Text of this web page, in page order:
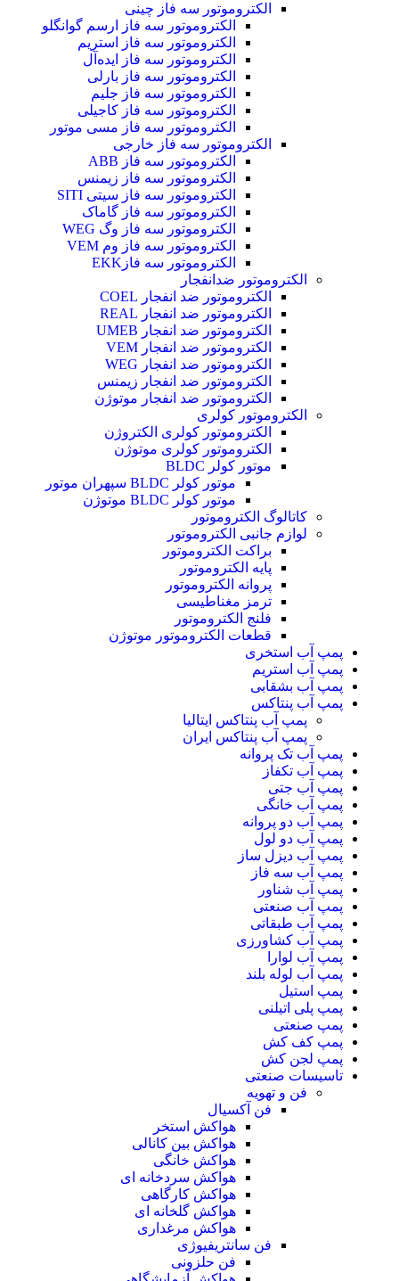
الکتروموتور سه فاز چینی
الکتروموتور سه فاز ارسم گوانگلو
الکتروموتور سه فاز استریم
الکتروموتور سه فاز ایده‌آل
الکتروموتور سه فاز بارلی
الکتروموتور سه فاز جلیم
الکتروموتور سه فاز کاجیلی
الکتروموتور سه فاز مسی موتور
الکتروموتور سه فاز خارجی
الکتروموتور سه فاز ABB
الکتروموتور سه فاز زیمنس
الکتروموتور سه فاز سیتی SITI
الکتروموتور سه فاز گاماک
الکتروموتور سه فاز وگ WEG
الکتروموتور سه فاز وم VEM
الکتروموتور سه فازEKK
الکتروموتور ضدانفجار
الکتروموتور ضد انفجار COEL
الکتروموتور ضد انفجار REAL
الکتروموتور ضد انفجار UMEB
الکتروموتور ضد انفجار VEM
الکتروموتور ضد انفجار WEG
الکتروموتور ضد انفجار زیمنس
الکتروموتور ضد انفجار موتوژن
الکتروموتور کولری
الکتروموتور کولری الکتروژن
الکتروموتور کولری موتوژن
موتور کولر BLDC
موتور کولر BLDC سپهران موتور
موتور کولر BLDC موتوژن
کاتالوگ الکتروموتور
لوازم جانبی الکتروموتور
براکت الکتروموتور
پایه الکتروموتور
پروانه الکتروموتور
ترمز مغناطیسی
فلنج الکتروموتور
قطعات الکتروموتور موتوژن
پمپ آب استخری
پمپ آب استریم
پمپ آب بشقابی
پمپ آب پنتاکس
پمپ آب پنتاکس ایتالیا
پمپ آب پنتاکس ایران
پمپ آب تک پروانه
پمپ آب تکفاز
پمپ آب جتی
پمپ آب خانگی
پمپ آب دو پروانه
پمپ آب دو لول
پمپ آب دیزل ساز
پمپ آب سه فاز
پمپ آب شناور
پمپ آب صنعتی
پمپ آب طبقاتی
پمپ آب کشاورزی
پمپ آب لوارا
پمپ آب لوله بلند
پمپ استیل
پمپ پلی اتیلنی
پمپ صنعتی
پمپ کف کش
پمپ لجن کش
تاسیسات صنعتی
فن و تهویه
فن آکسیال
هواکش استخر
هواکش بین کانالی
هواکش خانگی
هواکش سردخانه ای
هواکش کارگاهی
هواکش گلخانه ای
هواکش مرغداری
فن سانتریفیوژی
فن حلزونی